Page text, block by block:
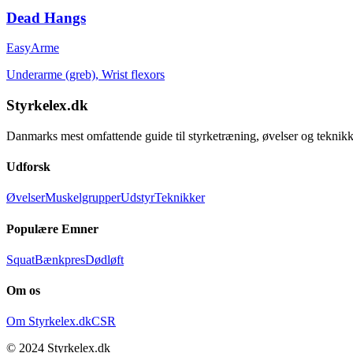
Dead Hangs
EasyArme
Underarme (greb), Wrist flexors
Styrkelex.dk
Danmarks mest omfattende guide til styrketræning, øvelser og
Udforsk
ØvelserMuskelgrupperUdstyrTeknikker
Populære Emner
SquatBænkpresDødløft
Om os
Om Styrkelex.dkCSR
© 2024 Styrkelex.dk